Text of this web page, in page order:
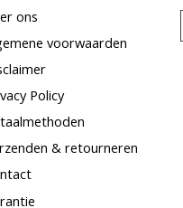
ons
voorwaarden
Policy
& retourneren